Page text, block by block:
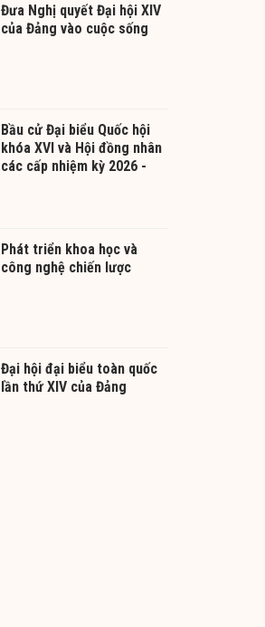
Đưa Nghị quyết Đại hội XIV
của Đảng vào cuộc sống
Bầu cử Đại biểu Quốc hội
khóa XVI và Hội đồng nhân
các cấp nhiệm kỳ 2026 -
Phát triển khoa học và
công nghệ chiến lược
Đại hội đại biểu toàn quốc
lần thứ XIV của Đảng